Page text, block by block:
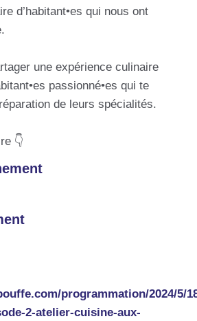
d’habitant•es qui nous ont
une expérience culinaire
passionné•es qui te
de leurs spécialités.
👇
programmation/2024/5/
2-atelier-cuisine-aux-